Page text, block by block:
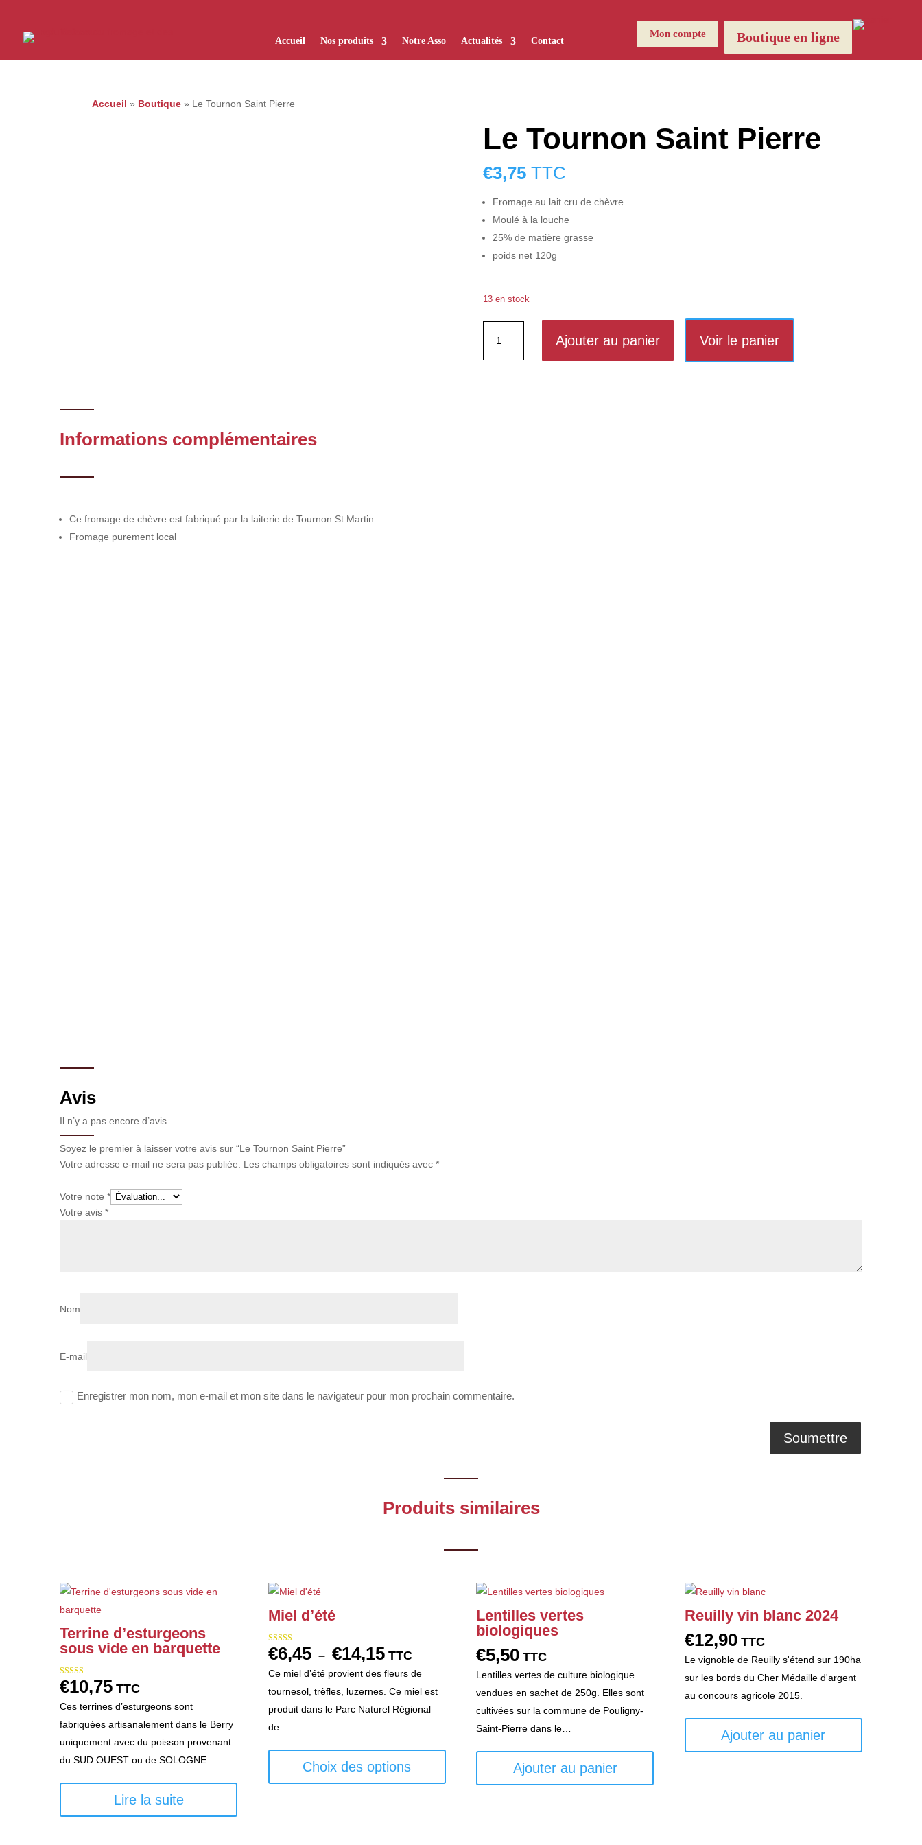
Accueil Nos produits Notre Asso Actualités Contact
Mon compte Boutique en ligne
Accueil » Boutique » Le Tournon Saint Pierre
Le Tournon Saint Pierre
€3,75 TTC
Fromage au lait cru de chèvre
Moulé à la louche
25% de matière grasse
poids net 120g
13 en stock
Le
Ajouter au panier Voir le panier
Informations complémentaires
Ce fromage de chèvre est fabriqué par la laiterie de Tournon St Martin
Fromage purement local
Avis
Il n’y a pas encore d’avis.
Soyez le premier à laisser votre avis sur “Le Tournon Saint Pierre”
Votre adresse e-mail ne sera pas publiée. Les champs obligatoires sont indiqués avec *
Votre note *
Votre avis *
Nom
E-mail
Enregistrer mon nom, mon e-mail et mon site dans le navigateur pour mon prochain commentaire.
Produits similaires
Terrine d’esturgeons
sous vide en barquette
Note
5.00
€10,75 TTC
Ces terrines d’esturgeons sont
fabriquées artisanalement dans le Berry
uniquement avec du poisson provenant
du SUD OUEST ou de SOLOGNE.…
Lire la suite
Miel d’été
Note
5.00
€6,45 – €14,15Plage
de
prix :
€6,45
TTC
Ce miel d’été provient des fleurs de
tournesol, trèfles, luzernes. Ce miel est
produit dans le Parc Naturel Régional
de…
Choix des options
Lentilles vertes
biologiques
€5,50 TTC
Lentilles vertes de culture biologique
vendues en sachet de 250g. Elles sont
cultivées sur la commune de Pouligny-
Saint-Pierre dans le…
Ajouter au panier
Reuilly vin blanc 2024
€12,90 TTC
Le vignoble de Reuilly s'étend sur 190ha
sur les bords du Cher Médaille d'argent
au concours agricole 2015.
Ajouter au panier